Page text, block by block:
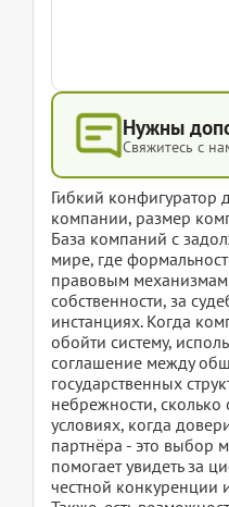
Нужны
Свяжитесь с
Гибкий конфигуратор
компании, размер
База компаний с
мире, где
правовым
собственности, за
инстанциях. Когда
обойти систему,
соглашение между
государственных
небрежности, сколько
условиях, когда
партнёра - это выбор
помогает увидеть за
честной конкуренции